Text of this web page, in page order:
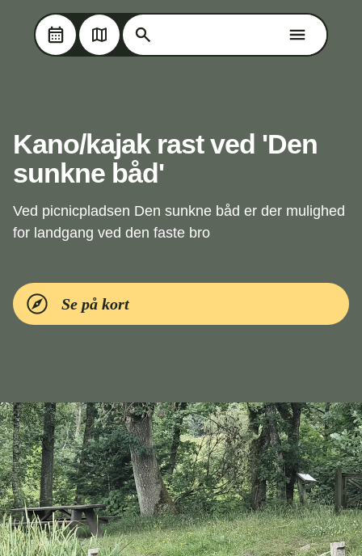
Skip til hovedindholdet
Søg på Oplev Kolding
Søg på Oplev Kolding
Kano/kajak rast ved 'Den
sunkne båd'
Ved picnicpladsen Den sunkne båd er der mulighed
for landgang ved den faste bro
Se på kort